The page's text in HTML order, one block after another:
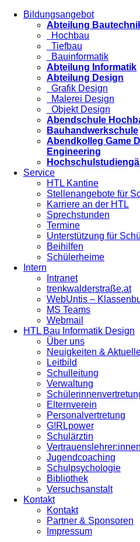
Bildungsangebot
Abteilung
Hochbau
Tiefbau
Bauinformatik
Abteilung Informatik
Abteilung Design
Grafik Design
Malerei Design
Objekt Design
Abendschule
Bauhandwerkschule
Abendkolleg Game
Engineering
Service
HTL Kantine
Stellenangebote für
Karriere an der HTL
Sprechstunden
Termine
Unterstützung für
Beihilfen
Schülerheime
Intern
Intranet
trenkwalderstraße.at
WebUntis –
MS Teams
Webmail
HTL Bau Informatik Design
Über uns
Neuigkeiten &
Leitbild
Schulleitung
Verwaltung
Elternverein
Personalvertretung
G!RLpower
Schulärztin
Vertrauenslehrer:innen
Jugendcoaching
Schulpsychologie
Bibliothek
Versuchsanstalt
Kontakt
Kontakt
Partner & Sponsoren
Impressum